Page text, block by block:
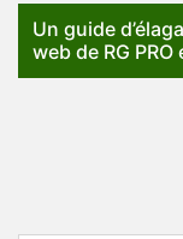
Un guide
web de RG PRO